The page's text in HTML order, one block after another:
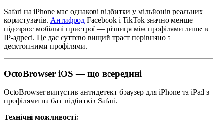
Safari на iPhone має однакові відбитки у мільйонів реальних
користувачів. Антифрод Facebook і TikTok значно менше
підозрює мобільні пристрої — різниця між профілями лише в
IP-адресі. Це дає суттєво вищий траст порівняно з
десктопними профілями.
OctoBrowser iOS — що всередині
OctoBrowser випустив антидетект браузер для iPhone та iPad з
профілями на базі відбитків Safari.
Технічні можливості: